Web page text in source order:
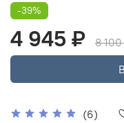
(6)
-39%
4 945 ₽
8